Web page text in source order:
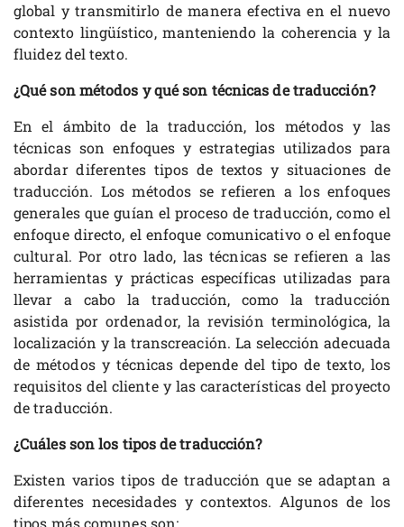
global y transmitirlo de manera efectiva en el nuevo
contexto lingüístico, manteniendo la coherencia y la
fluidez del texto.
¿Qué son métodos y qué son técnicas de traducción?
En el ámbito de la traducción, los métodos y las
técnicas son enfoques y estrategias utilizados para
abordar diferentes tipos de textos y situaciones de
traducción. Los métodos se refieren a los enfoques
generales que guían el proceso de traducción, como el
enfoque directo, el enfoque comunicativo o el enfoque
cultural. Por otro lado, las técnicas se refieren a las
herramientas y prácticas específicas utilizadas para
llevar a cabo la traducción, como la traducción
asistida por ordenador, la revisión terminológica, la
localización y la transcreación. La selección adecuada
de métodos y técnicas depende del tipo de texto, los
requisitos del cliente y las características del proyecto
de traducción.
¿Cuáles son los tipos de traducción?
Existen varios tipos de traducción que se adaptan a
diferentes necesidades y contextos. Algunos de los